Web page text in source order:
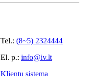
Tel.: (8~5) 2324444
El. p.: info@iv.lt
Klientų sistema